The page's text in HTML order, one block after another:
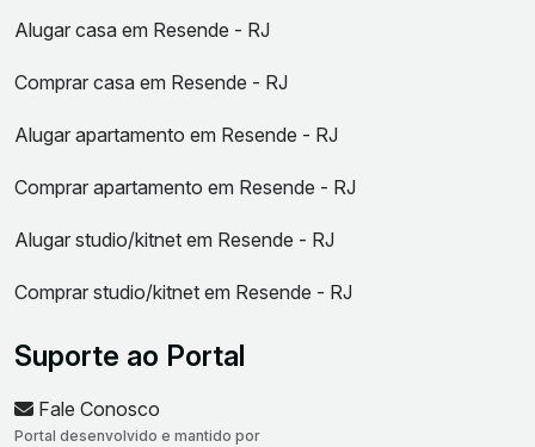
Alugar casa em Resende - RJ
Comprar casa em Resende - RJ
Alugar apartamento em Resende - RJ
Comprar apartamento em Resende - RJ
Alugar studio/kitnet em Resende - RJ
Comprar studio/kitnet em Resende - RJ
Suporte ao Portal
Fale Conosco
Portal desenvolvido e mantido por